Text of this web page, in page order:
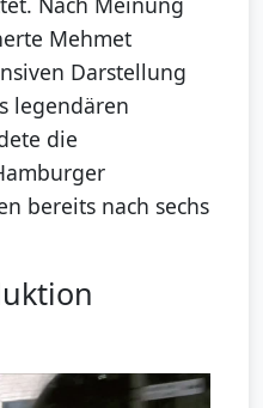
Mehmet
Darstellung
legendären
die
bereits nach sechs